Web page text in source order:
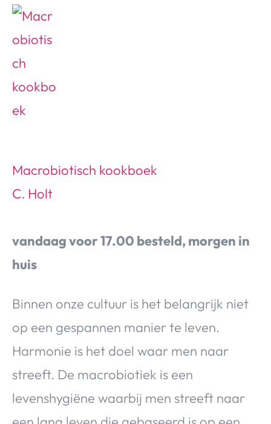
Macrobiotisch kookboek
C. Holt
vandaag voor 17.00 besteld, morgen in
huis
Binnen onze cultuur is het belangrijk niet
op een gespannen manier te leven.
Harmonie is het doel waar men naar
streeft. De macrobiotiek is een
levenshygiëne waarbij men streeft naar